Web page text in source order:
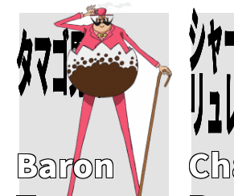
タマゴ男爵
Baron
Add To Cart シ
リ
Add